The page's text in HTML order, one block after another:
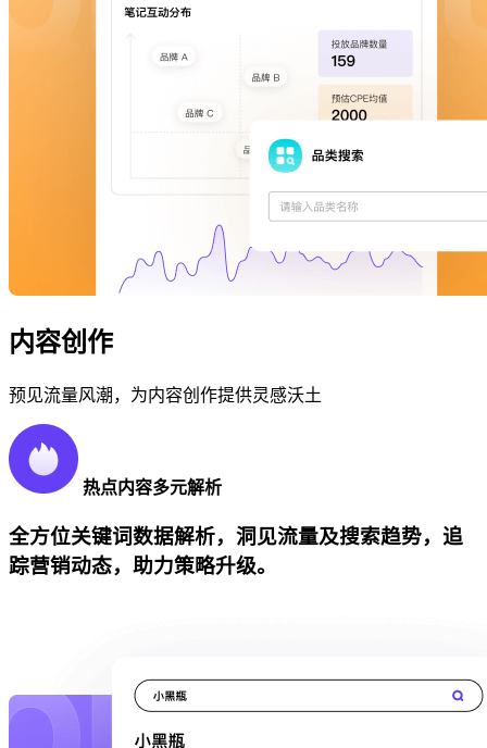
内容创作
预见流量风潮，为内容创作提供灵感沃土
热点内容多元解析
全方位关键词数据解析，洞见流量及搜索趋势，追
踪营销动态，助力策略升级。